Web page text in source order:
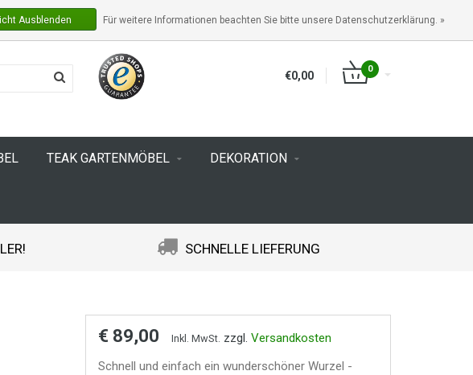
ANMELDEN KUNDENKONTO ANLEGEN
€0,00
0
TEAK GARTENMÖBEL DEKORATION
SCHNELLE LIEFERUNG
€ 89,00 Inkl. MwSt. zzgl. Versandkosten
Schnell und einfach ein wunderschöner Wurzel -
Ausblenden Für weitere Informationen beachten Sie bitte unsere Datenschutzerklärung. »